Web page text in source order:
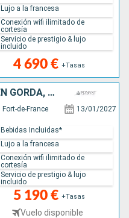
4 690 € +Tasas
Lujo a la francesa
Conexión wifi ilimitado de
cortesía
Servicio de prestigio & lujo
incluido
ANTIGUA Y BARBUDA, VIRGEN GORDA, JOST VAN DYKE, FRANCIA, GUADALUPE, MARTINICA
Fort-de-France 13/01/2027
5 190 € +Tasas
Vuelo disponible
Bebidas Incluidas*
Lujo a la francesa
Conexión wifi ilimitado de
cortesía
Servicio de prestigio & lujo
incluido